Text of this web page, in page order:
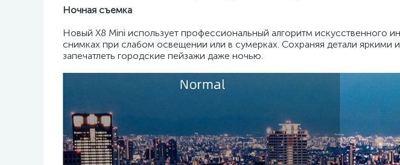
Ночная съемка
Новый X8 Mini использует профессиональный алгоритм искусственного
снимках при слабом освещении или в сумерках. Сохраняя детали
запечатлеть городские пейзажи даже ночью.